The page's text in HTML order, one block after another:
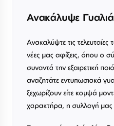
Ανακάλυψε
Ανακαλύψτε τις τελευταίες
νέες μας αφίξεις, όπου ο
συναντά την εξαιρετική
αναζητάτε εντυπωσιακά
ξεχωρίζουν είτε κομψά
χαρακτήρα, η συλλογή μας